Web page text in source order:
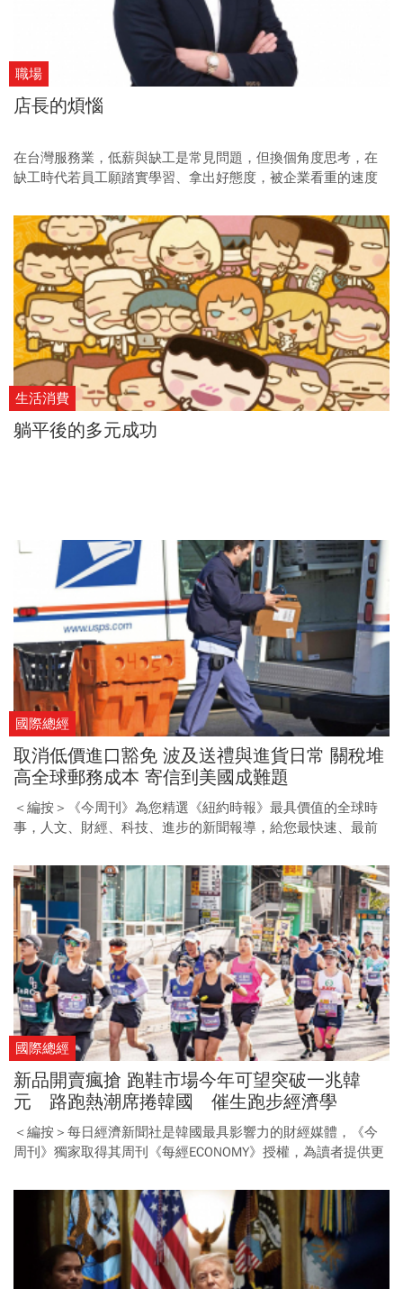
職場
店長的煩惱
在台灣服務業，低薪與缺工是常見問題，但換個角度思考，在
缺工時代若員工願踏實學習、拿出好態度，被企業看重的速度
生活消費
躺平後的多元成功
國際總經
取消低價進口豁免 波及送禮與進貨日常 關稅堆
高全球郵務成本 寄信到美國成難題
＜編按＞《今周刊》為您精選《紐約時報》最具價值的全球時
事，人文、財經、科技、進步的新聞報導，給您最快速、最前
國際總經
新品開賣瘋搶 跑鞋市場今年可望突破一兆韓
元 路跑熱潮席捲韓國 催生跑步經濟學
＜編按＞每日經濟新聞社是韓國最具影響力的財經媒體，《今
周刊》獨家取得其周刊《每經ECONOMY》授權，為讀者提供更